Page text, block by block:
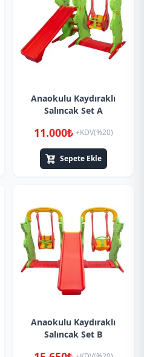
Anaokulu Kaydıraklı
Salıncak Set A
11.000₺ +KDV(%20)
Sepete Ekle
Anaokulu Kaydıraklı
Salıncak Set B